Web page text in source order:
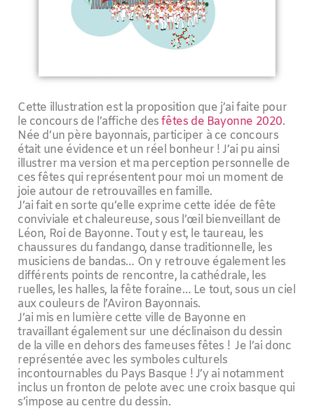
Cette illustration est la proposition que j’ai faite pour
le concours de l’affiche desfêtes de Bayonne 2020.
Née d’un père bayonnais, participer à ce concours
était une évidence et un réel bonheur ! J’ai pu ainsi
illustrer ma version et ma perception personnelle de
ces fêtes qui représentent pour moi un moment de
joie autour de retrouvailles en famille.
J’ai fait en sorte qu’elle exprime cette idée de fête
conviviale et chaleureuse, sous l’œil bienveillant de
Léon, Roi de Bayonne. Tout y est, le taureau, les
chaussures du fandango, danse traditionnelle, les
musiciens de bandas… On y retrouve également les
différents points de rencontre, la cathédrale, les
ruelles, les halles, la fête foraine… Le tout, sous un ciel
aux couleurs de l’Aviron Bayonnais.
J’ai mis en lumière cette ville de Bayonne en
travaillant également sur une déclinaison du dessin
de la ville en dehors des fameuses fêtes ! Je l’ai donc
représentée avec les symboles culturels
incontournables du Pays Basque ! J’y ai notamment
inclus un fronton de pelote avec une croix basque qui
s’impose au centre du dessin.